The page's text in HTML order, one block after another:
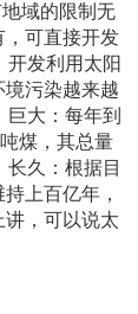
域的限制无
，可直接开发
发利用太阳
污染越来越
大：每年到
煤，其总量
久：根据目
上百亿年，
，可以说太